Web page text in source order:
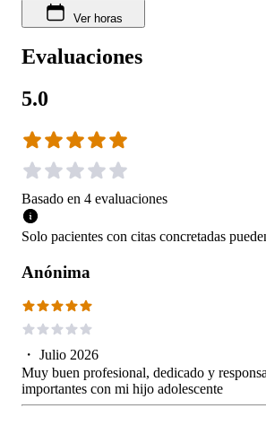
Ver horas
Evaluaciones
5.0
Basado en 4 evaluaciones
Solo pacientes con citas concretadas
Anónima
・ Julio 2026
Muy buen profesional, dedicado y
importantes con mi hijo adolescente